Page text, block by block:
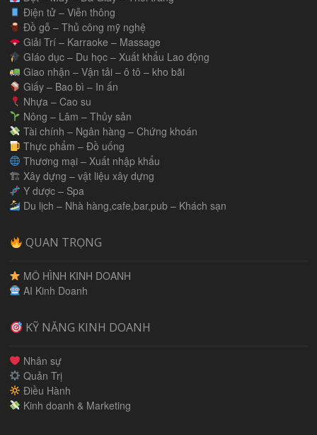
Điện tử – Viễn thông
Đồ gỗ – Thủ công mỹ nghệ
Giải Trí – Karraoke – Massage
GIáo dục – Du học – Xuất khẩu Lao động
Giao nhận – Vận tải – ô tô – kho bãi
Giấy – Bao bì – In ấn
Nhựa – Cao su
Nông – Lâm – Thủy sản
Tài chính – Ngân hàng – Chứng khoán
Thực phẩm – Đồ uống
Thương mại – Xuất nhập khẩu
🏗 Xây dựng – vật liệu xây dựng
Y dược – Spa
Du lịch – Nhà hàng,cafe,bar,pub – Khách sạn
QUAN TRỌNG
MÔ HÌNH KINH DOANH
AI Kinh Doanh
KỸ NĂNG KINH DOANH
Nhân sự
Quản Trị
Điều Hành
Kinh doanh & Marketing